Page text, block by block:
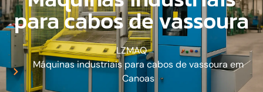
para cabos de vassoura
LZMAQ
Máquinas industriais para cabos de vassoura em
Canoas